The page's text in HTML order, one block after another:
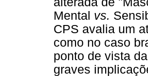
Mental vs.
CPS avalia um
como no caso
ponto de vista
graves